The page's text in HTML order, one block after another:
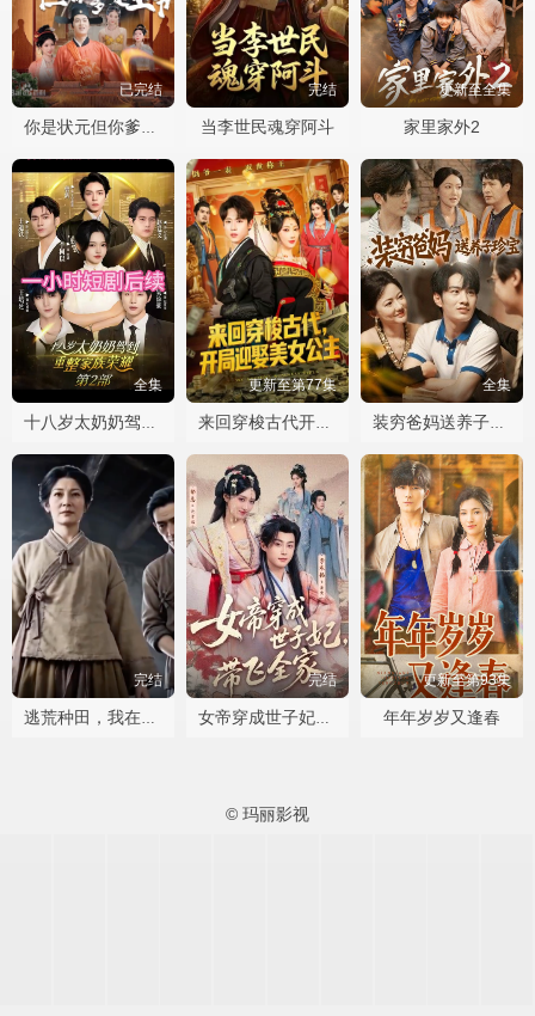
已完结
你是状元但你爹是王爷
完结
当李世民魂穿阿斗
更新至全集
家里家外2
全集
十八岁太奶奶驾到重整家族荣耀2
更新至第77集
来回穿梭古代开局迎娶美女公主
全集
装穷爸妈送养子珍宝
完结
逃荒种田，我在古代靠囤货躺赢
完结
女帝穿成世子妃，带飞全家
更新至第93集
年年岁岁又逢春
© 玛丽影视